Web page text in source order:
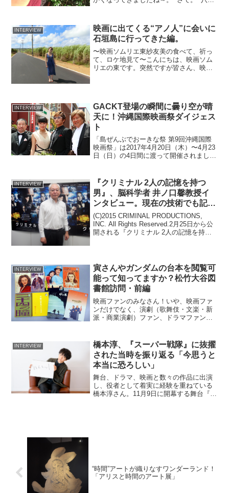
は…。 「X-ファイ...
INTERVIEW
映画に出てくる“アノ人”に会いに
石垣島に行ってきた編。
〜映画ソムリエ東紗友美の食べて、祈っ
て、ロケ地見て〜こんにちは、映画ソム
リエの東です。突然ですが皆さん、映画
INTERVIEW
GACKT登場の瞬間に曇り空が晴
天に！沖縄国際映画祭ダイジェス
ト
「島ぜんぶでおーきな祭 第9回沖縄国際
映画祭」は2017年4月20日（木）〜4月23
日（日）の4日間に渡って開催されまし
くの出演者や関係者が歩き、ファンを魅
了しました。...
INTERVIEW
『クリミナル 2人の記憶を持つ
男』、脳科学者 井ノ口馨教授イ
ンタビュー。現在の技術でも記憶
を消したり、くっつけたりできる
(C)2015 CRIMINAL PRODUCTIONS,
INC. All Rights Reserved.2月25日から公
開される『クリミナル 2人の記憶を持つ
INTERVIEW
寅さんやガンダムの台本を閲覧可
能って知ってますか？松竹大谷図
書館訪問・前編
映画ファンのみなさん！いや、映画ファ
ンだけでなく、演劇（歌舞伎・文楽・新
派・商業演劇）ファン、ドラマファン、
ょうか？この度、シネマズ編集部は特別
に許可をいただき体験取材...
INTERVIEW
橋本淳、『スーパー戦隊』に抜擢
された当時を振り返る「今思うと
本当に恐ろしい」
舞台、ドラマ、映画と数々の作品に出演
し、役者として着実に経験を重ねている
橋本淳さん。11月9日に開幕する舞台『カ
“時間”アートが織りなすワンダーランド！
「アリスと時間のアート展」